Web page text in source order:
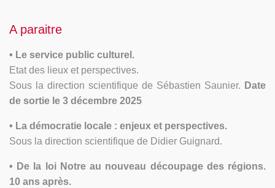
A paraitre
• Le service public culturel.
Etat des lieux et perspectives.
Sous la direction scientifique de Sébastien Saunier. Date
de sortie le 3 décembre 2025
• La démocratie locale : enjeux et perspectives.
Sous la direction scientifique de Didier Guignard.
• De la loi Notre au nouveau découpage des régions.
10 ans après.